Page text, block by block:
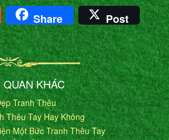
Gmail
Share Post
KHÁC
Tranh Thêu
Thêu Tay Hay Không
Một Bức Tranh Thêu Tay